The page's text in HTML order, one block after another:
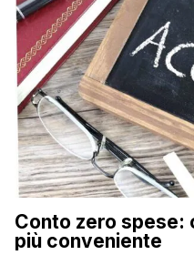
Conto zero spese:
più conveniente